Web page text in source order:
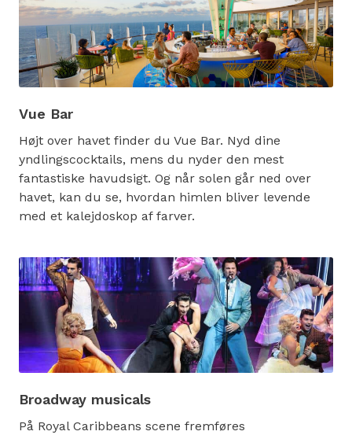
Vue Bar
Højt over havet finder du Vue Bar. Nyd dine
yndlingscocktails, mens du nyder den mest
fantastiske havudsigt. Og når solen går ned over
havet, kan du se, hvordan himlen bliver levende
med et kalejdoskop af farver.
Broadway musicals
På Royal Caribbeans scene fremføres